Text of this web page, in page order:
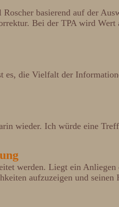
basierend auf der
Bei der TPA wird
es, die Vielfalt der
wieder. Ich würde eine
werden. Liegt ein
aufzuzeigen und seinen